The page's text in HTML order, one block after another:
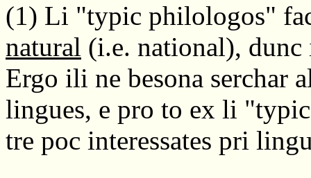
(1) Li "typic philologos"
natural (i.e. national),
Ergo ili ne besona serchar
lingues, e pro to ex li
tre poc interessates pri